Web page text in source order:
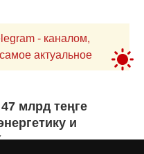
- каналом,
чтобы не пропустить самое актуальное
млрд теңге
и